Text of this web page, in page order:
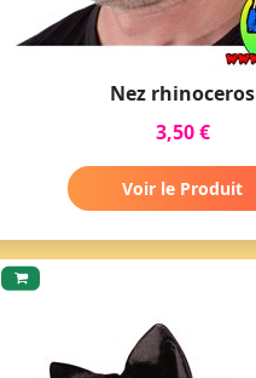
Nez rhinoceros
3,50 €
Voir le Produit